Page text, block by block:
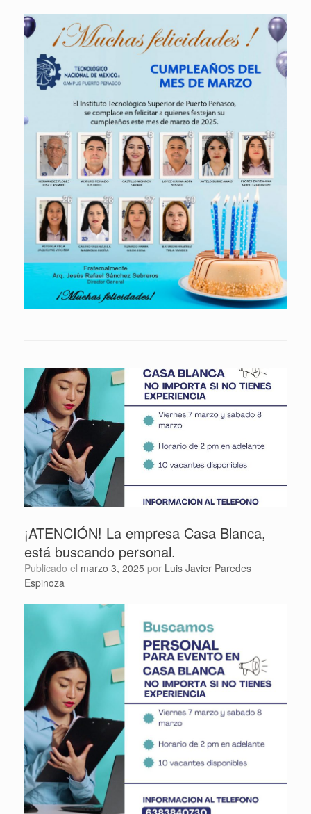
¡ATENCIÓN! La empresa Casa Blanca,
está buscando personal.
Publicado el marzo 3, 2025 por Luis Javier Paredes
Espinoza